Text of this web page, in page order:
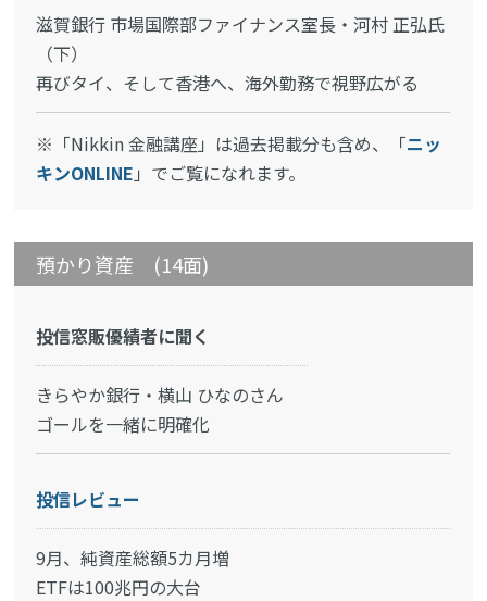
滋賀銀行 市場国際部ファイナンス室長・河村 正弘氏
（下）
再びタイ、そして香港へ、海外勤務で視野広がる
※「Nikkin 金融講座」は過去掲載分も含め、「ニッ
キンONLINE 」でご覧になれます。
預かり資産 (14面)
投信窓販優績者に聞く
きらやか銀行・横山 ひなのさん
ゴールを一緒に明確化
投信レビュー
9月、純資産総額5カ月増
ETFは100兆円の大台